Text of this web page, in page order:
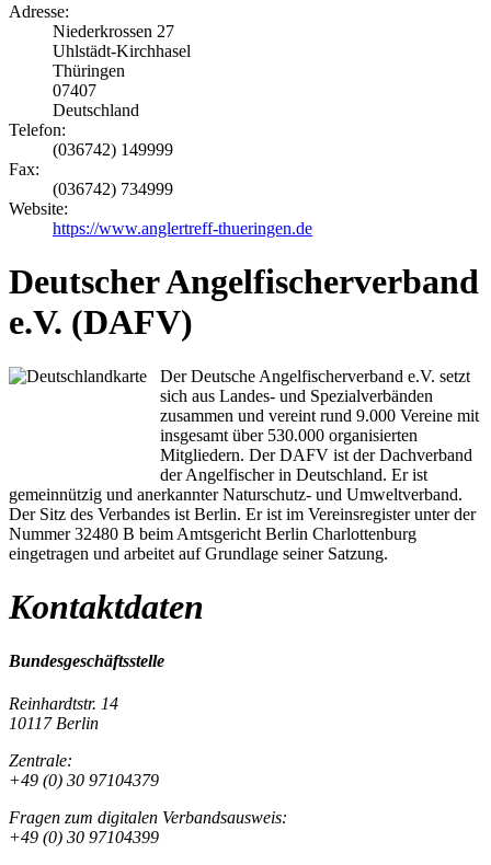
Adresse:
Niederkrossen 27
Uhlstädt-Kirchhasel
Thüringen
07407
Deutschland
Telefon:
(036742) 149999
Fax:
(036742) 734999
Website:
https://www.anglertreff-thueringen.de
Deutscher Angelfischerverband
e.V. (DAFV)
Der Deutsche Angelfischerverband e.V. setzt
sich aus Landes- und Spezialverbänden
zusammen und vereint rund 9.000 Vereine mit
insgesamt über 530.000 organisierten
Mitgliedern. Der DAFV ist der Dachverband
der Angelfischer in Deutschland. Er ist
gemeinnützig und anerkannter Naturschutz- und Umweltverband.
Der Sitz des Verbandes ist Berlin. Er ist im Vereinsregister unter der
Nummer 32480 B beim Amtsgericht Berlin Charlottenburg
eingetragen und arbeitet auf Grundlage seiner Satzung.
Kontaktdaten
Bundesgeschäftsstelle
Reinhardtstr. 14
10117 Berlin
Zentrale:
+49 (0) 30 97104379
Fragen zum digitalen Verbandsausweis:
+49 (0) 30 97104399